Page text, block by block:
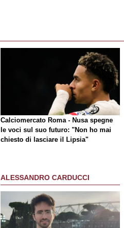
Calciomercato Roma - Nusa spegne
le voci sul suo futuro: "Non ho mai
chiesto di lasciare il Lipsia"
ALESSANDRO CARDUCCI